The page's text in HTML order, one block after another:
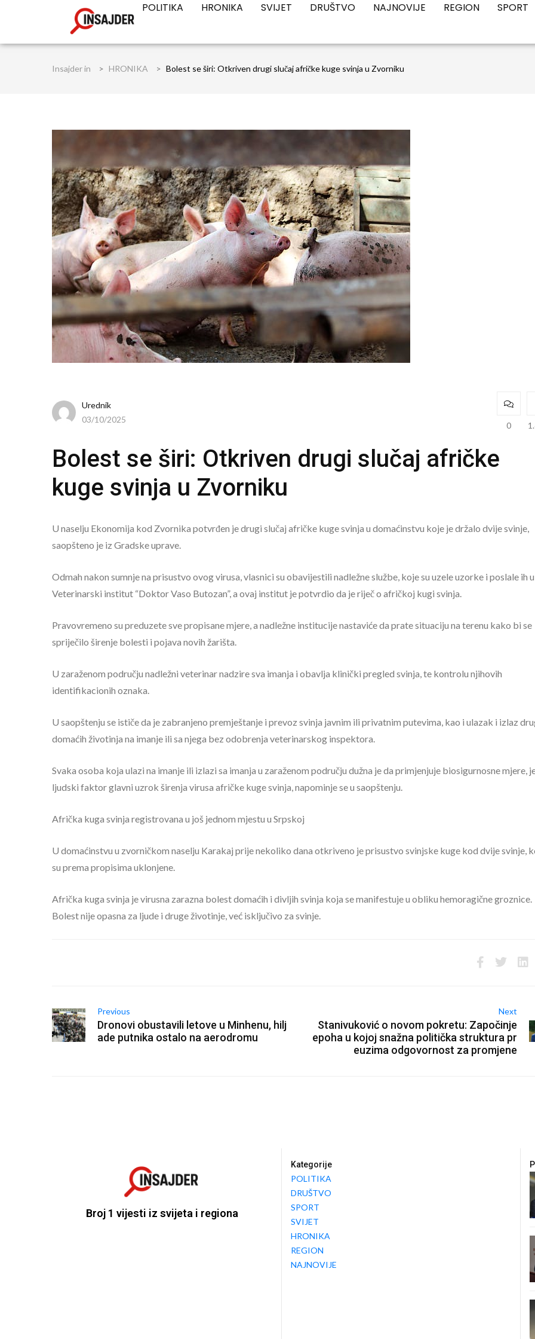
POLITIKA HRONIKA SVIJET DRUŠTVO NAJNOVIJE REGION SPORT
Insajder in > HRONIKA > Bolest se širi: Otkriven drugi slučaj afričke kuge svinja u Zvorniku
Urednik
03/10/2025
0
Bolest se širi: Otkriven drugi slučaj afričke
kuge svinja u Zvorniku
U naselju Ekonomija kod Zvornika potvrđen je drugi slučaj afričke kuge svinja u domaćinstvu koje je držalo dvije svinje,
saopšteno je iz Gradske uprave.
Odmah nakon sumnje na prisustvo ovog virusa, vlasnici su obavijestili nadležne službe, koje su uzele uzorke i poslale ih u
Veterinarski institut “Doktor Vaso Butozan”, a ovaj institut je potvrdio da je riječ o afričkoj kugi svinja.
Pravovremeno su preduzete sve propisane mjere, a nadležne institucije nastaviće da prate situaciju na terenu kako bi se
spriječilo širenje bolesti i pojava novih žarišta.
U zaraženom području nadležni veterinar nadzire sva imanja i obavlja klinički pregled svinja, te kontrolu njihovih
identifikacionih oznaka.
U saopštenju se ističe da je zabranjeno premještanje i prevoz svinja javnim ili privatnim putevima, kao i ulazak i izlaz
domaćih životinja na imanje ili sa njega bez odobrenja veterinarskog inspektora.
Svaka osoba koja ulazi na imanje ili izlazi sa imanja u zaraženom području dužna je da primjenjuje biosigurnosne mjere,
ljudski faktor glavni uzrok širenja virusa afričke kuge svinja, napominje se u saopštenju.
Afrička kuga svinja registrovana u još jednom mjestu u Srpskoj
U domaćinstvu u zvorničkom naselju Karakaj prije nekoliko dana otkriveno je prisustvo svinjske kuge kod dvije svinje,
su prema propisima uklonjene.
Afrička kuga svinja je virusna zarazna bolest domaćih i divljih svinja koja se manifestuje u obliku hemoragične groznice.
Bolest nije opasna za ljude i druge životinje, već isključivo za svinje.
Previous
Dronovi obustavili letove u Minhenu, hilj
ade putnika ostalo na aerodromu
Next
Stanivuković o novom pokretu: Započinje
epoha u kojoj snažna politička struktura pr
euzima odgovornost za promjene
Broj 1 vijesti iz svijeta i regiona
Kategorije
POLITIKA
DRUŠTVO
SPORT
SVIJET
HRONIKA
REGION
NAJNOVIJE